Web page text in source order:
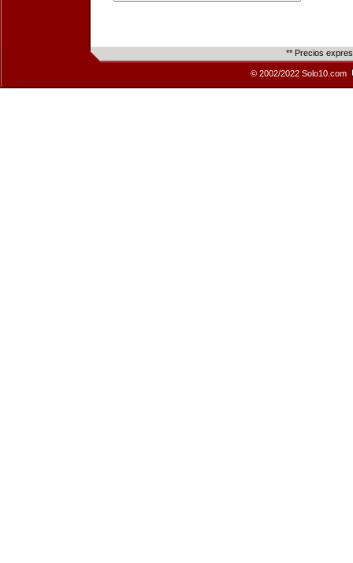
** Precios
© 2002/2022 Solo10.com